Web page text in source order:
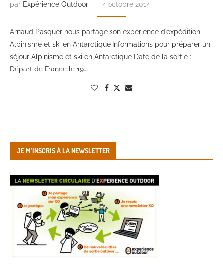
par Expérience Outdoor 4 octobre 2014
Arnaud Pasquer nous partage son expérience d’expédition
Alpinisme et ski en Antarctique Informations pour préparer un
séjour Alpinisme et ski en Antarctique Date de la sortie :
Départ de France le 19…
JE M’INSCRIS À LA NEWSLETTER